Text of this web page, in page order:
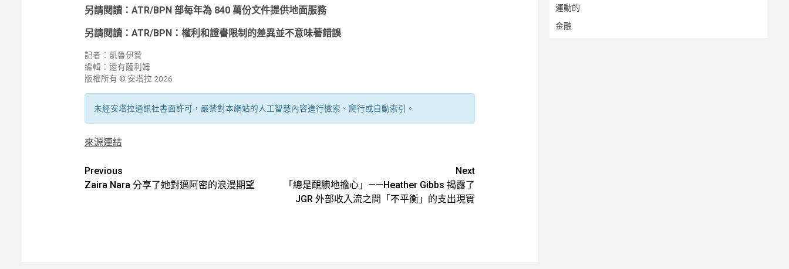
另請閱讀：ATR/BPN 部每年為 840 萬份文件提供地面服務
另請閱讀：ATR/BPN：權利和證書限制的差異並不意味著錯誤
記者：凱魯伊贊
編輯：還有薩利姆
版權所有 © 安塔拉 2026
未經安塔拉通訊社書面許可，嚴禁對本網站的人工智慧內容進行檢索、爬行或自動索引。
來源連結
Post
navigation
Previous
Zaira Nara 分享了她對邁阿密的浪漫期望
Next
「總是靦腆地擔心」——Heather Gibbs 揭露了
JGR 外部收入流之間「不平衡」的支出現實
運動的
金融